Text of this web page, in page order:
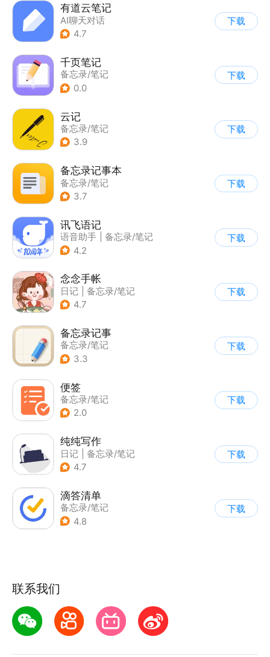
有道云笔记
AI聊天对话
| 备忘录/笔记
4.7
下载
千页笔记
备忘录/笔记
0.0
下载
云记
备忘录/笔记
3.9
下载
备忘录记事本
备忘录/笔记
3.7
下载
讯飞语记
语音助手
备忘录/笔记
4.2
下载
念念手帐
日记
备忘录/笔记
4.7
下载
备忘录记事
备忘录/笔记
3.3
下载
便签
备忘录/笔记
2.0
下载
纯纯写作
日记
备忘录/笔记
4.7
下载
滴答清单
备忘录/笔记
4.8
下载
联系我们